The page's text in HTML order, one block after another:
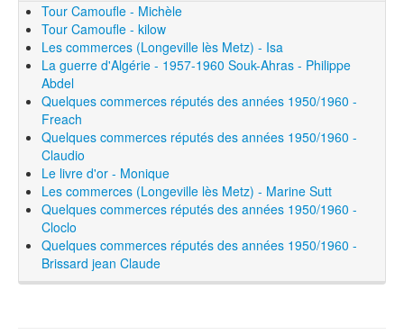
Tour Camoufle - Michèle
Tour Camoufle - kilow
Les commerces (Longeville lès Metz) - Isa
La guerre d'Algérie - 1957-1960 Souk-Ahras - Philippe
Abdel
Quelques commerces réputés des années 1950/1960 -
Freach
Quelques commerces réputés des années 1950/1960 -
Claudio
Le livre d'or - Monique
Les commerces (Longeville lès Metz) - Marine Sutt
Quelques commerces réputés des années 1950/1960 -
Cloclo
Quelques commerces réputés des années 1950/1960 -
Brissard jean Claude